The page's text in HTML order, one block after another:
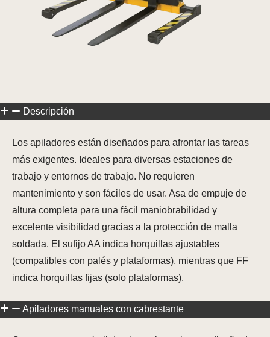
Descripción
Los apiladores están diseñados para afrontar las tareas
más exigentes. Ideales para diversas estaciones de
trabajo y entornos de trabajo. No requieren
mantenimiento y son fáciles de usar. Asa de empuje de
altura completa para una fácil maniobrabilidad y
excelente visibilidad gracias a la protección de malla
soldada. El sufijo AA indica horquillas ajustables
(compatibles con palés y plataformas), mientras que FF
indica horquillas fijas (solo plataformas).
Apiladores manuales con cabrestante